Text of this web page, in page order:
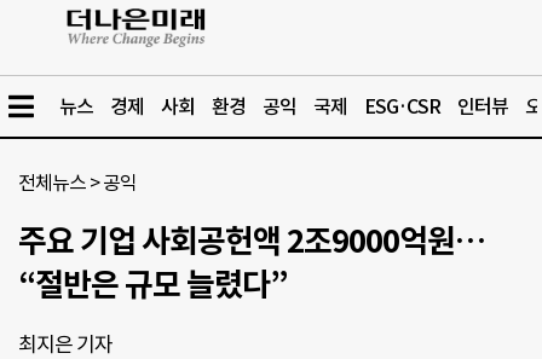
뉴스 경제 사회 환경 공익 국제 ESG·CSR 인터뷰
전체뉴스 >공익
주요 기업 사회공헌액 2조9000억원…
“절반은 규모 늘렸다”
최지은 기자